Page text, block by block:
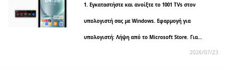
μέσω του 1001 TVs και του Nero
Screen Recorder;
1. Εγκαταστήστε και ανοίξτε το 1001 TVs στον
υπολογιστή σας με Windows. Εφαρμογή για
υπολογιστή: Λήψη από το Microsoft Store. Για
αναλυτικές οδηγίες, ανατρέξτε στον Οδηγό2026/07/23